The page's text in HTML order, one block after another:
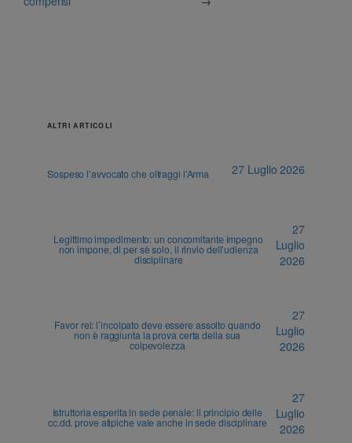
ALTRI ARTICOLI
Sospeso l’avvocato che oltraggi l’Arma 27 Luglio 2026
Legittimo impedimento: un concomitante impegno
non impone, di per sè solo, il rinvio dell’udienza
disciplinare
27
Luglio
2026
Favor rei: l’incolpato deve essere assolto quando
non è raggiunta la prova certa della sua
colpevolezza
27
Luglio
2026
Istruttoria esperita in sede penale: il principio delle
cc.dd. prove atipiche vale anche in sede disciplinare
27
Luglio
2026